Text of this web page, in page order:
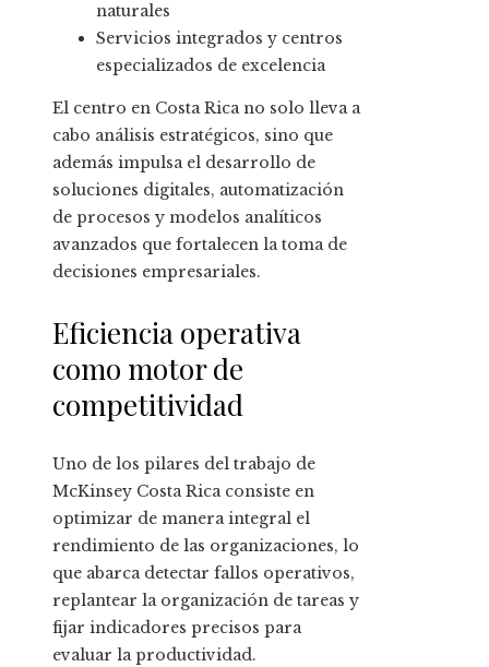
naturales
Servicios integrados y centros
especializados de excelencia
El centro en Costa Rica no solo lleva a
cabo análisis estratégicos, sino que
además impulsa el desarrollo de
soluciones digitales, automatización
de procesos y modelos analíticos
avanzados que fortalecen la toma de
decisiones empresariales.
Eficiencia operativa
como motor de
competitividad
Uno de los pilares del trabajo de
McKinsey Costa Rica consiste en
optimizar de manera integral el
rendimiento de las organizaciones, lo
que abarca detectar fallos operativos,
replantear la organización de tareas y
fijar indicadores precisos para
evaluar la productividad.